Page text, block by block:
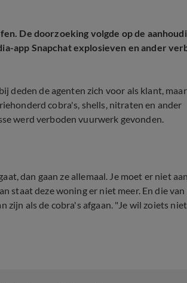
De doorzoeking volgde op de
app Snapchat explosieven en ander
deden de agenten zich voor als klant,
cobra's, shells, nitraten en ander
werd verboden vuurwerk gevonden.
dan gaan ze allemaal. Je moet er niet aan
staat deze woning er niet meer. En die van
als de cobra's afgaan. "Je wil zoiets